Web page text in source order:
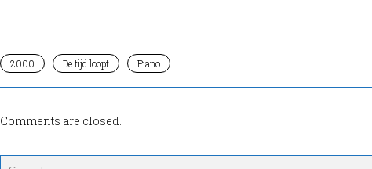
2000 De tijd loopt Piano
Comments are closed.